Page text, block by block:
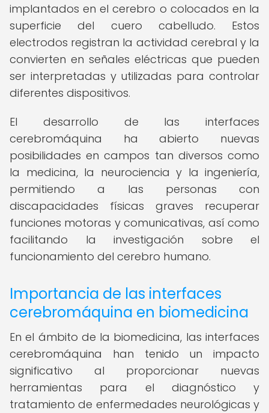
implantados en el cerebro o colocados en la
superficie del cuero cabelludo. Estos
electrodos registran la actividad cerebral y la
convierten en señales eléctricas que pueden
ser interpretadas y utilizadas para controlar
diferentes dispositivos.
El desarrollo de las interfaces
cerebromáquina ha abierto nuevas
posibilidades en campos tan diversos como
la medicina, la neurociencia y la ingeniería,
permitiendo a las personas con
discapacidades físicas graves recuperar
funciones motoras y comunicativas, así como
facilitando la investigación sobre el
funcionamiento del cerebro humano.
Importancia de las interfaces
cerebromáquina en biomedicina
En el ámbito de la biomedicina, las interfaces
cerebromáquina han tenido un impacto
significativo al proporcionar nuevas
herramientas para el diagnóstico y
tratamiento de enfermedades neurológicas y